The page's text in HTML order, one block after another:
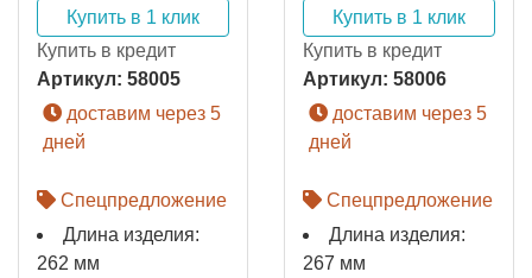
Купить в 1 клик
Купить в кредит
Артикул: 58005
доставим через 5
дней
Спецпредложение
Длина изделия:
262 мм
Купить в 1 клик
Купить в кредит
Артикул: 58006
доставим через 5
дней
Спецпредложение
Длина изделия:
267 мм